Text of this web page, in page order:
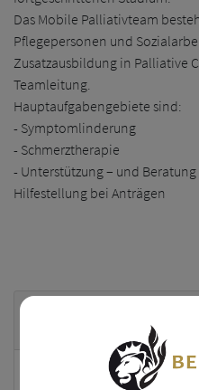
Das Mobile Palliativteam
Pflegepersonen und
Zusatzausbildung in Palliative
Teamleitung.
Hauptaufgabengebiete sind:
- Symptomlinderung
- Schmerztherapie
- Unterstützung – und
Hilfestellung bei Anträgen
0676/83112491